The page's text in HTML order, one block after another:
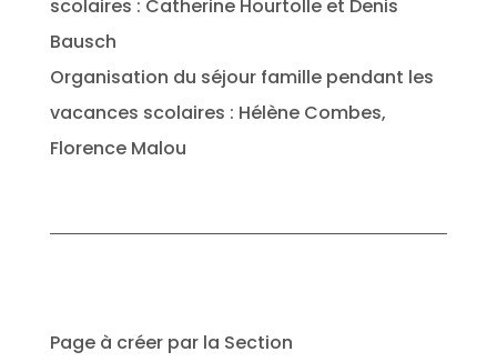
scolaires : Catherine Hourtolle et Denis
Bausch
Organisation du séjour famille pendant les
vacances scolaires : Hélène Combes,
Florence Malou
Page à créer par la Section